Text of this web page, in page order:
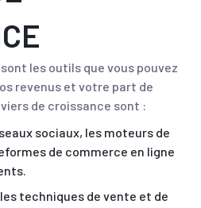
les outils que vous pouvez
revenus et votre part de
de croissance sont :
sociaux, les moteurs de
de commerce en ligne
techniques de vente et de